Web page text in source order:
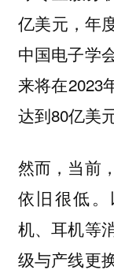
亿美元，年
中国电子学
来将在2023
达到80亿美元
然而，当前
依旧很低
机、耳机等
级与产线更